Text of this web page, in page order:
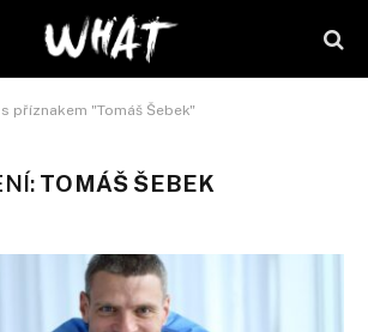
příznakem "Tomáš Šebek"
TOMÁŠ ŠEBEK